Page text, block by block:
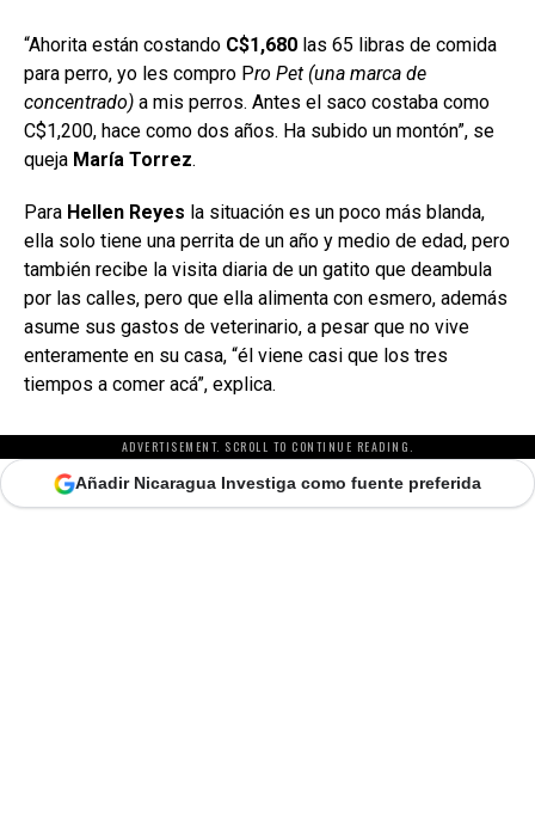
“Ahorita están costando C$1,680 las 65 libras de comida
para perro, yo les compro Pro Pet (una marca de
concentrado) a mis perros. Antes el saco costaba como
C$1,200, hace como dos años. Ha subido un montón”, se
queja María Torrez.
Para Hellen Reyes la situación es un poco más blanda,
ella solo tiene una perrita de un año y medio de edad, pero
también recibe la visita diaria de un gatito que deambula
por las calles, pero que ella alimenta con esmero, además
asume sus gastos de veterinario, a pesar que no vive
enteramente en su casa, “él viene casi que los tres
tiempos a comer acá”, explica.
ADVERTISEMENT. SCROLL TO CONTINUE READING.
Añadir Nicaragua Investiga como fuente preferida